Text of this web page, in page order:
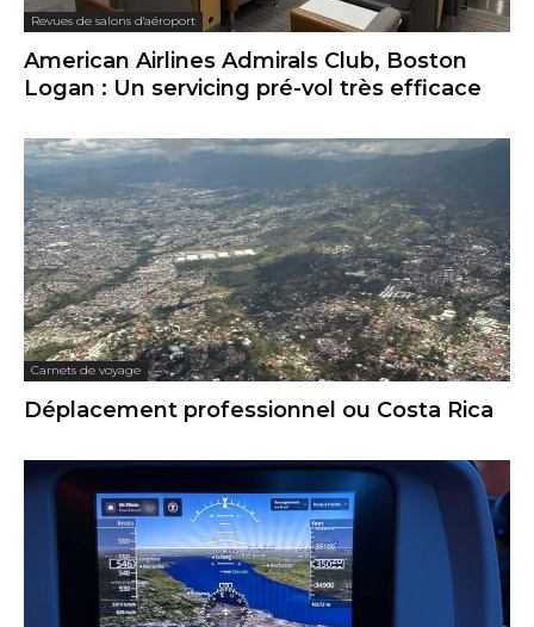
Revues de salons d'aéroport
American Airlines Admirals Club, Boston
Logan : Un servicing pré-vol très efficace
Carnets de voyage
Déplacement professionnel ou Costa Rica